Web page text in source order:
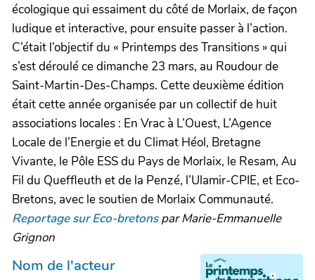
écologique qui essaiment du côté de Morlaix, de façon
ludique et interactive, pour ensuite passer à l’action.
C’était l’objectif du « Printemps des Transitions » qui
s’est déroulé ce dimanche 23 mars, au Roudour de
Saint-Martin-Des-Champs. Cette deuxième édition
était cette année organisée par un collectif de huit
associations locales : En Vrac à L’Ouest, L’Agence
Locale de l’Energie et du Climat Héol, Bretagne
Vivante, le Pôle ESS du Pays de Morlaix, le Resam, Au
Fil du Queffleuth et de la Penzé, l’Ulamir-CPIE, et Eco-
Bretons, avec le soutien de Morlaix Communauté.
Reportage sur Eco-bretonspar Marie-Emmanuelle
Grignon
Nom de l'acteur